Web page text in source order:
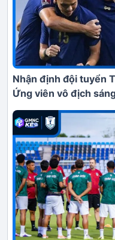
Nhận định đội tuyển
Ứng viên vô địch